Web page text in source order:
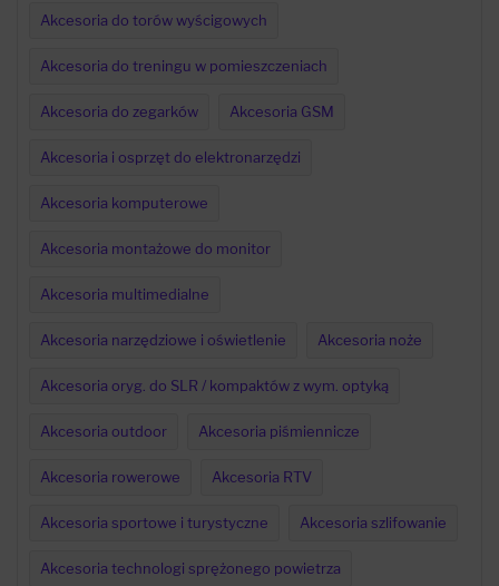
Akcesoria do torów wyścigowych
Akcesoria do treningu w pomieszczeniach
Akcesoria do zegarków Akcesoria GSM
Akcesoria i osprzęt do elektronarzędzi
Akcesoria komputerowe
Akcesoria montażowe do monitor
Akcesoria multimedialne
Akcesoria narzędziowe i oświetlenie Akcesoria noże
Akcesoria oryg. do SLR / kompaktów z wym. optyką
Akcesoria outdoor Akcesoria piśmiennicze
Akcesoria rowerowe Akcesoria RTV
Akcesoria sportowe i turystyczne Akcesoria szlifowanie
Akcesoria technologi sprężonego powietrza